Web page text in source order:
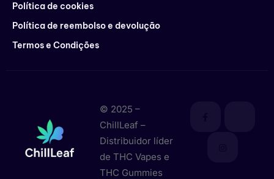
Política de cookies
Política de reembolso e devolução
Termos e Condições
© 2025 –
ChillLeaf –
Distribuidor líder
de THC Vapes e
THC Gummies